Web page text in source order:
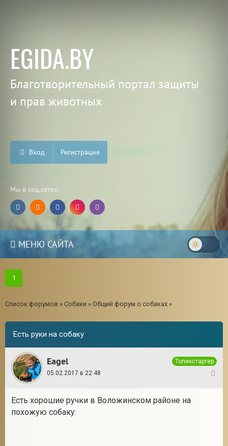
EGIDA.BY
Благотворительный портал защиты
и прав животных
Вход Регистрация
Мы в соц.сетях:
МЕНЮ САЙТА
1
Список форумов » Собаки » Общий форум о собаках »
Есть руки на собаку
Eagel
Топикстартер
05.02.2017 в 22:48
Есть хорошие ручки в Воложинском районе на
похожую собаку: